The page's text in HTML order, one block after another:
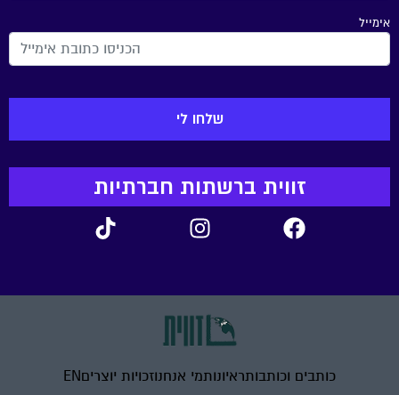
אימייל
זווית ברשתות חברתיות
כותבים וכותבותראיונותמי אנחנוזכויות יוצריםEN